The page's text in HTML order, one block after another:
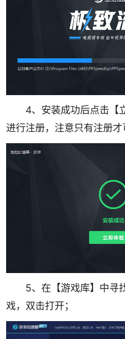
4、安装成功后点击【
进行注册，注意只有注册才
5、在【游戏库】中寻
戏，双击打开；